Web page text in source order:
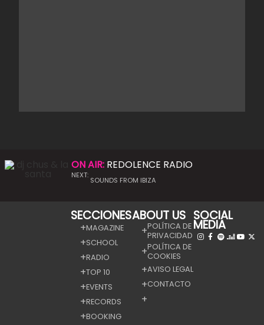
ON AIR:REDOLENCE RADIO
NEXT:
SOUNDS FROM IBIZA
SECCIONES
MAGAZINE
SCHOOL
RADIO
TOP 10
EVENTS
RECORDS
BOOKING
ABOUT US
POLÍTICA DE
PRIVACIDAD
POLÍTICA DE
COOKIES
AVISO LEGAL
CONTACTO
SOCIAL
MEDIA